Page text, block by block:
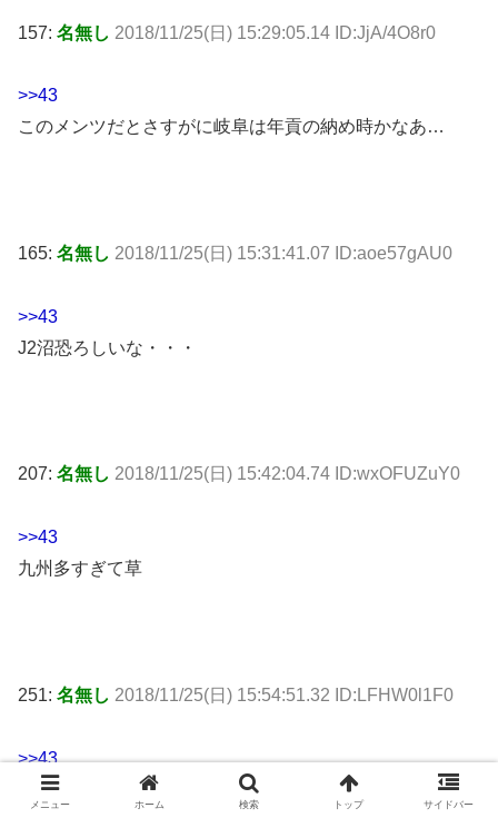
157: 名無し 2018/11/25(日) 15:29:05.14 ID:JjA/4O8r0
>>43
このメンツだとさすがに岐阜は年貢の納め時かなあ…
165: 名無し 2018/11/25(日) 15:31:41.07 ID:aoe57gAU0
>>43
J2沼恐ろしいな・・・
207: 名無し 2018/11/25(日) 15:42:04.74 ID:wxOFUZuY0
>>43
九州多すぎて草
251: 名無し 2018/11/25(日) 15:54:51.32 ID:LFHW0l1F0
>>43
バトルオブ九州
メニュー ホーム 検索 トップ サイドバー